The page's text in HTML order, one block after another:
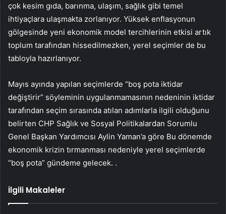
çok kesim gıda, barınma, ulaşım, sağlık gibi temel
ihtiyaçlara ulaşmakta zorlanıyor. Yüksek enflasyonun
gölgesinde yeni ekonomik model tercihlerinin etkisi artık
toplum tarafından hissedilmezken, yerel seçimler de bu
tabloyla hazırlanıyor.
Mayıs ayında yapılan seçimlerde “boş pota iktidar
değiştirir” söyleminin uygulanmamasının nedeninin iktidar
tarafından seçim sırasında atılan adımlarla ilgili olduğunu
belirten CHP Sağlık ve Sosyal Politikalardan Sorumlu
Genel Başkan Yardımcısı Aylin Yaman’a göre Bu dönemde
ekonomik krizin tırmanması nedeniyle yerel seçimlerde
“boş pota” gündeme gelecek. .
İlgili Makaleler